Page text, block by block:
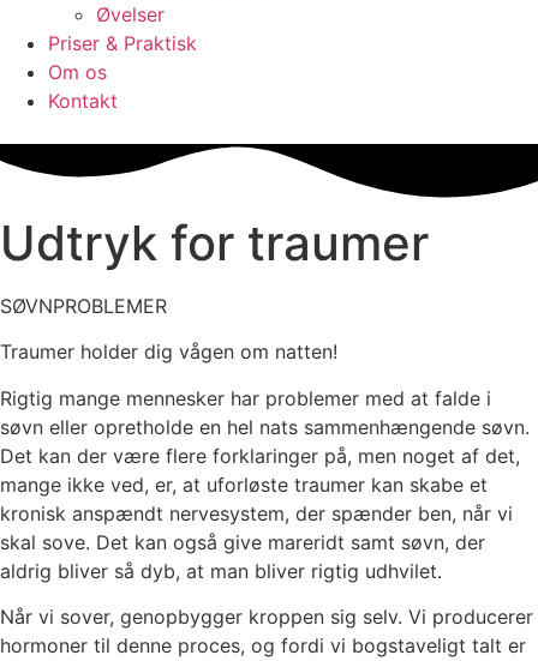
Øvelser
Priser & Praktisk
Om os
Kontakt
Udtryk for traumer
SØVNPROBLEMER
Traumer holder dig vågen om natten!
Rigtig mange mennesker har problemer med at falde i
søvn eller opretholde en hel nats sammenhængende søvn.
Det kan der være flere forklaringer på, men noget af det,
mange ikke ved, er, at uforløste traumer kan skabe et
kronisk anspændt nervesystem, der spænder ben, når vi
skal sove. Det kan også give mareridt samt søvn, der
aldrig bliver så dyb, at man bliver rigtig udhvilet.
Når vi sover, genopbygger kroppen sig selv. Vi producerer
hormoner til denne proces, og fordi vi bogstaveligt talt er